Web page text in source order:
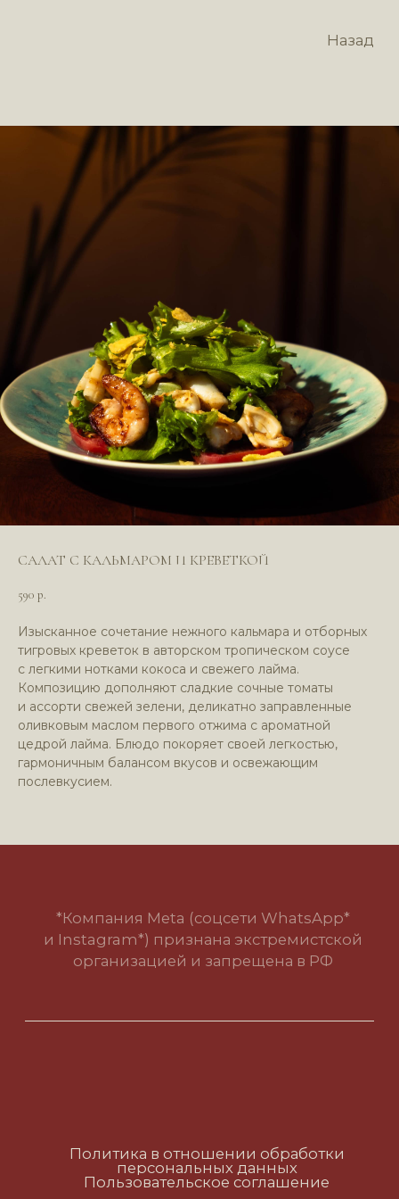
САЛАТ С КАЛЬМАРОМ И КРЕВЕТКОЙ
590 р.
Изысканное сочетание нежного кальмара и отборных
тигровых креветок в авторском тропическом соусе
с легкими нотками кокоса и свежего лайма.
Композицию дополняют сладкие сочные томаты
и ассорти свежей зелени, деликатно заправленные
оливковым маслом первого отжима с ароматной
цедрой лайма. Блюдо покоряет своей легкостью,
гармоничным балансом вкусов и освежающим
послевкусием.
Пользовательское соглашение
*Компания Meta (соцсети WhatsApp*
и Instagram*) признана экстремистской
организацией и запрещена в РФ
RUS ENG CH